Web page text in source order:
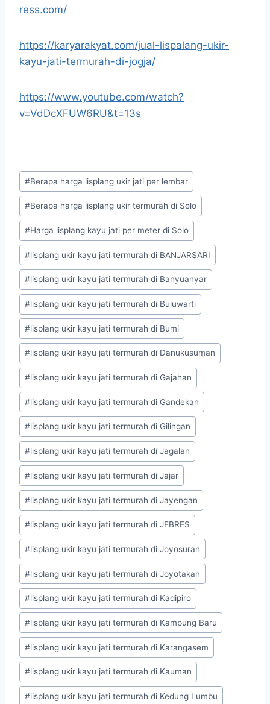
ress.com/
https://karyarakyat.com/jual-lispalang-ukir-
kayu-jati-termurah-di-jogja/
https://www.youtube.com/watch?
v=VdDcXFUW6RU&t=13s
#Berapa harga lisplang ukir jati per lembar
#Berapa harga lisplang ukir termurah di Solo
#Harga lisplang kayu jati per meter di Solo
#lisplang ukir kayu jati termurah di BANJARSARI
#lisplang ukir kayu jati termurah di Banyuanyar
#lisplang ukir kayu jati termurah di Buluwarti
#lisplang ukir kayu jati termurah di Bumi
#lisplang ukir kayu jati termurah di Danukusuman
#lisplang ukir kayu jati termurah di Gajahan
#lisplang ukir kayu jati termurah di Gandekan
#lisplang ukir kayu jati termurah di Gilingan
#lisplang ukir kayu jati termurah di Jagalan
#lisplang ukir kayu jati termurah di Jajar
#lisplang ukir kayu jati termurah di Jayengan
#lisplang ukir kayu jati termurah di JEBRES
#lisplang ukir kayu jati termurah di Joyosuran
#lisplang ukir kayu jati termurah di Joyotakan
#lisplang ukir kayu jati termurah di Kadipiro
#lisplang ukir kayu jati termurah di Kampung Baru
#lisplang ukir kayu jati termurah di Karangasem
#lisplang ukir kayu jati termurah di Kauman
#lisplang ukir kayu jati termurah di Kedung Lumbu